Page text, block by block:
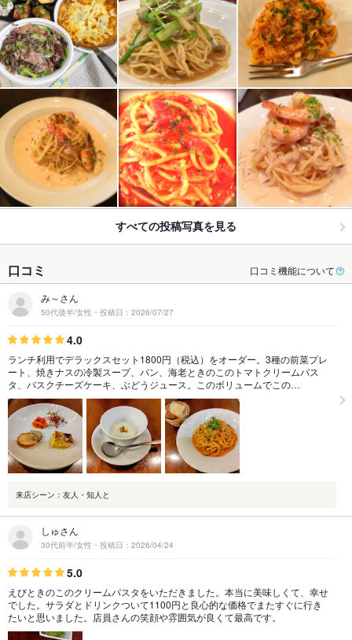
すべての投稿写真を見る
口コミ 口コミ機能について
み～さん
50代後半/女性・投稿日：2026/07/27
4.0
ランチ利用でデラックスセット1800円（税込）をオーダー。3種の前菜プレ
ート、焼きナスの冷製スープ、パン、海老ときのこのトマトクリームパス
タ、バスクチーズケーキ、ぶどうジュース。このボリュームでこの…
来店シーン：友人・知人と
しゅさん
30代前半/女性・投稿日：2026/04/24
5.0
えびときのこのクリームパスタをいただきました。本当に美味しくて、幸せ
でした。サラダとドリンクついて1100円と良心的な価格でまたすぐに行き
たいと思いました。店員さんの笑顔や雰囲気が良くて最高です。